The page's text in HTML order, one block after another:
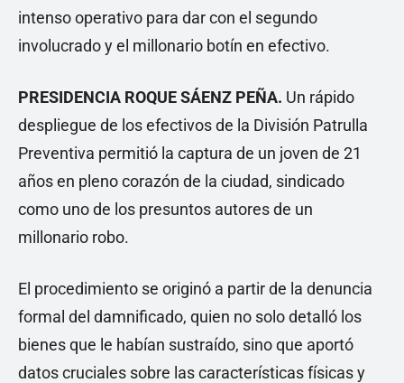
intenso operativo para dar con el segundo
involucrado y el millonario botín en efectivo.
PRESIDENCIA ROQUE SÁENZ PEÑA. Un rápido
despliegue de los efectivos de la División Patrulla
Preventiva permitió la captura de un joven de 21
años en pleno corazón de la ciudad, sindicado
como uno de los presuntos autores de un
millonario robo.
El procedimiento se originó a partir de la denuncia
formal del damnificado, quien no solo detalló los
bienes que le habían sustraído, sino que aportó
datos cruciales sobre las características físicas y